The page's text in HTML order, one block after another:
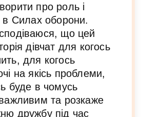
про роль і
в Силах оборони.
що цей
дівчат для когось
для когось
на якісь проблеми,
буде в чомусь
та розкаже
дружбу під час